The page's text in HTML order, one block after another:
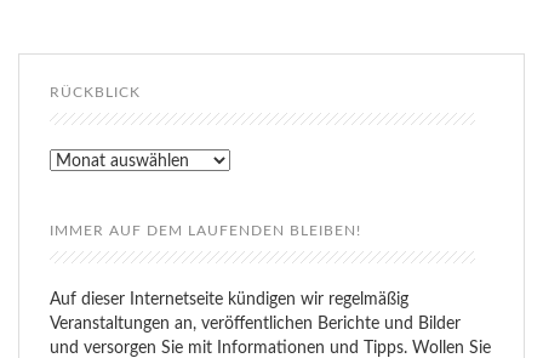
RÜCKBLICK
Rückblick
IMMER AUF DEM LAUFENDEN BLEIBEN!
Auf dieser Internetseite kündigen wir regelmäßig
Veranstaltungen an, veröffentlichen Berichte und Bilder
und versorgen Sie mit Informationen und Tipps. Wollen Sie